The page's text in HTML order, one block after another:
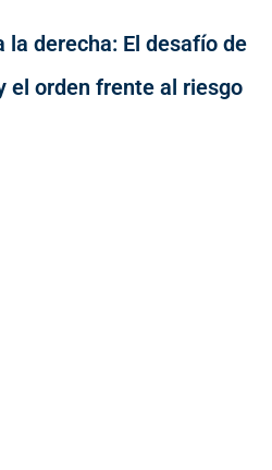
derecha: El desafío de
el orden frente al riesgo